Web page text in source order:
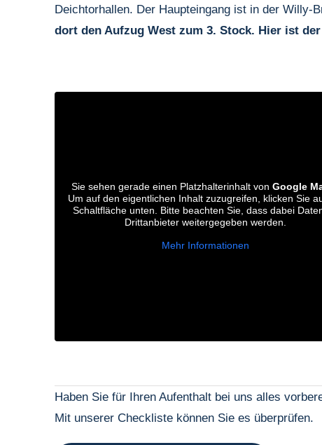
Deichtorhallen. Der Haupteingang ist in der Willy-
dort den Aufzug West zum 3. Stock. Hier ist
Sie sehen gerade einen Platzhalterinhalt vonGoogle
Um auf den eigentlichen Inhalt zuzugreifen, klicken Sie
Schaltfläche unten. Bitte beachten Sie, dass dabei
Drittanbieter weitergegeben werden.
Mehr Informationen
Haben Sie für Ihren Aufenthalt bei uns alles
Mit unserer Checkliste können Sie es überprüfen.